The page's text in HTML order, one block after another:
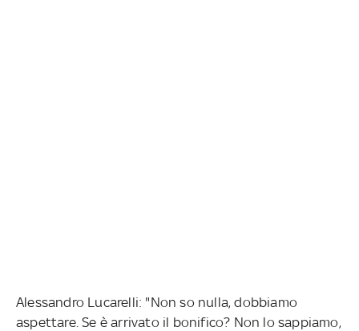
Alessandro Lucarelli: "Non so nulla, dobbiamo
aspettare. Se è arrivato il bonifico? Non lo sappiamo,